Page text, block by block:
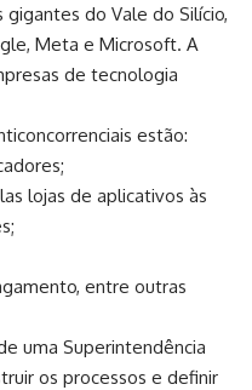
do Vale do Silício,
Meta e Microsoft. A
de tecnologia
estão:
lojas de aplicativos às
entre outras
uma Superintendência
os processos e definir